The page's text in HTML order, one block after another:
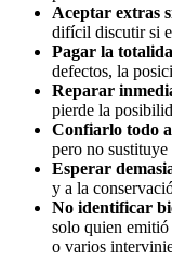
Aceptar extras
difícil discutir si
Pagar la
defectos, la
Reparar
pierde la
Confiarlo todo
pero no
Esperar
y a la
No identificar
solo quien emitió
o varios